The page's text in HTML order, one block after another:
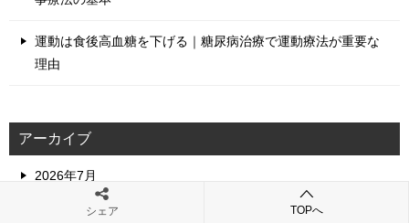
運動は食後高血糖を下げる｜糖尿病治療で運動療法が重要な
理由
アーカイブ
2026年7月
2026年6月シェア TOPへ